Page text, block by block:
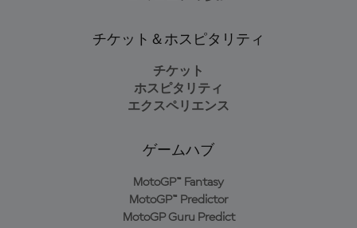
チケット＆ホスピタリティ
チケット
ホスピタリティ
エクスペリエンス
ゲームハブ
MotoGP™ Fantasy
MotoGP™ Predictor
MotoGP Guru Predict